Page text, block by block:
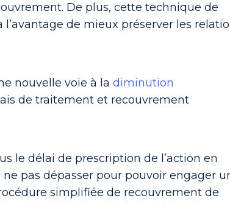
De plus, cette technique de
de mieux préserver les
nouvelle voie à ladiminution
de traitement et recouvrement
le délai de prescription de l’action en
pas dépasser pour pouvoir engager
simplifiée de recouvrement de